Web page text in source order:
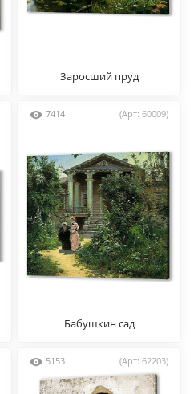
Заросший пруд
7414 (Арт: 60009)
Бабушкин сад
5153 (Арт: 62203)